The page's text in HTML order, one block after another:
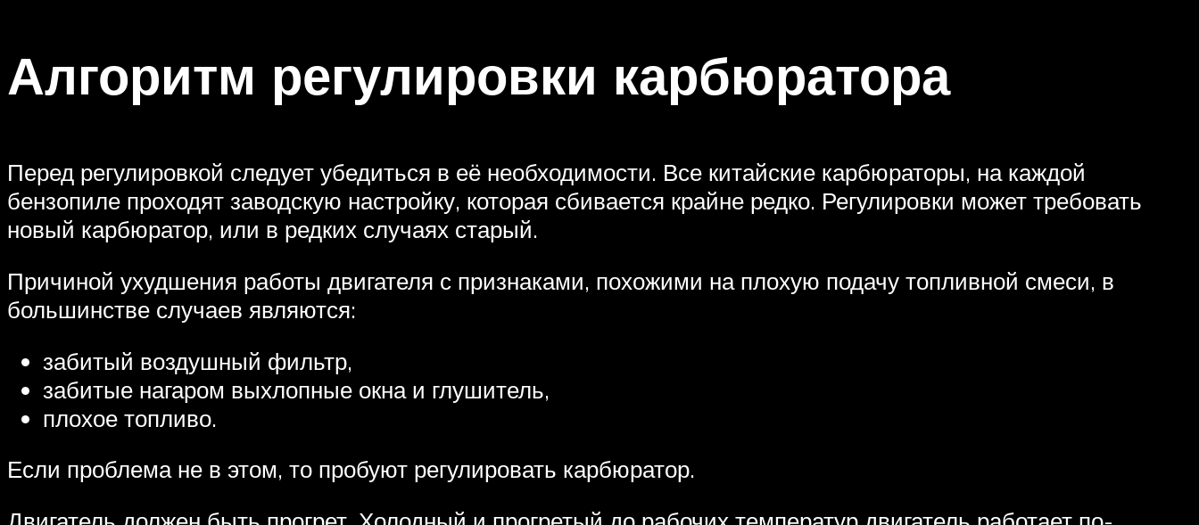
Алгоритм регулировки карбюратора
Перед регулировкой следует убедиться в её необходимости. Все китайские карбюраторы, на каждой
бензопиле проходят заводскую настройку, которая сбивается крайне редко. Регулировки может требовать
новый карбюратор, или в редких случаях старый.
Причиной ухудшения работы двигателя с признаками, похожими на плохую подачу топливной смеси, в
большинстве случаев являются:
забитый воздушный фильтр,
забитые нагаром выхлопные окна и глушитель,
плохое топливо.
Если проблема не в этом, то пробуют регулировать карбюратор.